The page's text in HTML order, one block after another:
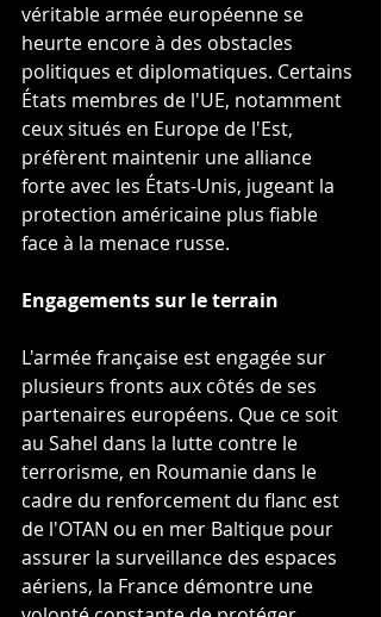
véritable armée européenne se
heurte encore à des obstacles
politiques et diplomatiques. Certains
États membres de l'UE, notamment
ceux situés en Europe de l'Est,
préfèrent maintenir une alliance
forte avec les États-Unis, jugeant la
protection américaine plus fiable
face à la menace russe.
Engagements sur le terrain
L'armée française est engagée sur
plusieurs fronts aux côtés de ses
partenaires européens. Que ce soit
au Sahel dans la lutte contre le
terrorisme, en Roumanie dans le
cadre du renforcement du flanc est
de l'OTAN ou en mer Baltique pour
assurer la surveillance des espaces
aériens, la France démontre une